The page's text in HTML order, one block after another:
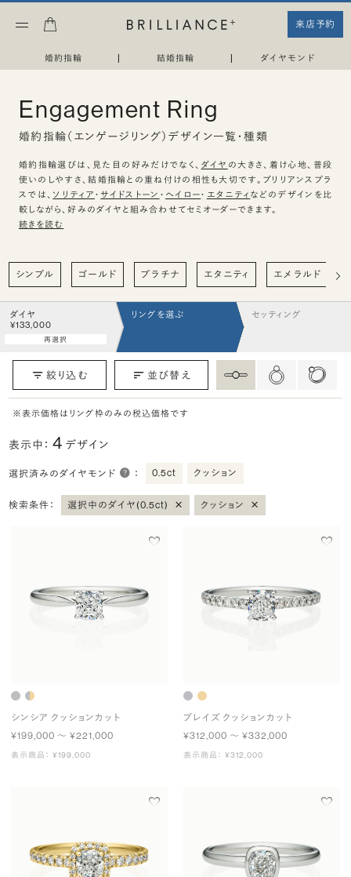
来店予約
婚約指輪 | 結婚指輪 | ダイヤモンド
Engagement Ring
婚約指輪（エンゲージリング）デザイン一覧・種類
婚約指輪選びは、見た目の好みだけでなく、 ダイヤ の大きさ、着け心地、普段
使いのしやすさ、結婚指輪との重ね付けの相性も大切です。ブリリアンスプラ
スでは、 ソリティア ・ サイドストーン ・ ヘイロー・ エタニティ などのデザインを比
較しながら、好みのダイヤと組み合わせてセミオーダーできます。
続きを読む
シンプル ゴールド プラチナ エタニティ エメラルド
ダイヤ
¥133,000
再選択
リングを選ぶ セッティング
絞り込む 並び替え
※表示価格はリング枠のみの税込価格です
表示中：4 デザイン
選択済みのダイヤモンド ： 0.5ct クッション
検索条件： 選択中のダイヤ(0.5ct) × クッション ×
シンシア クッションカット
¥199,000 〜 ¥221,000
表示商品： ¥199,000
プレイズ クッションカット
¥312,000 〜 ¥332,000
表示商品： ¥312,000